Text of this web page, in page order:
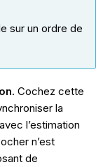
sur un ordre de
. Cochez cette
la
l’estimation
n’est
de